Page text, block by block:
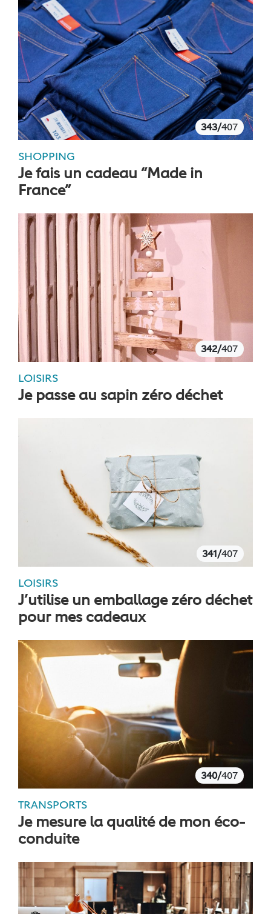
343/407
SHOPPING
Je fais un cadeau “Made in
France”
342/407
LOISIRS
Je passe au sapin zéro déchet
341/407
LOISIRS
J’utilise un emballage zéro déchet
pour mes cadeaux
340/407
TRANSPORTS
Je mesure la qualité de mon éco-
conduite